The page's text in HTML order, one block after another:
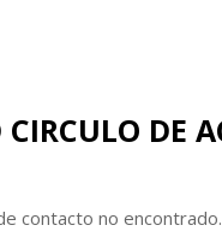
DE
contacto no encontrado.